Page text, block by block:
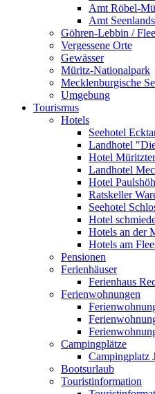
Amt Röbel-
Amt
Göhren-Lebbin /
Vergessene Orte
Gewässer
Müritz-Nationalpark
Mecklenburgische
Umgebung
Tourismus
Hotels
Seehotel
Landhotel
Hotel
Landhotel
Hotel
Ratskeller
Seehotel
Hotel
Hotels an der
Hotels am
Pensionen
Ferienhäuser
Ferienhaus
Ferienwohnungen
Campingplätze
Campingplatz
Bootsurlaub
Touristinformation